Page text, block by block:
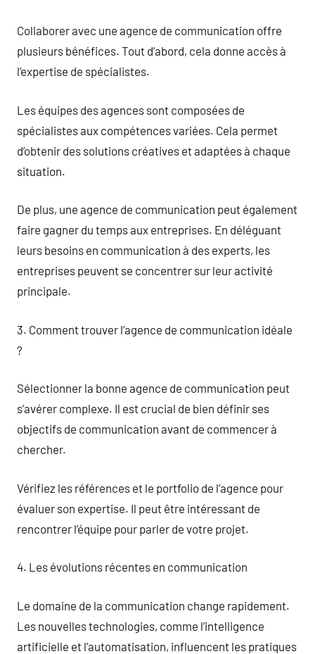
Collaborer avec une agence de communication offre
plusieurs bénéfices. Tout d’abord, cela donne accès à
l’expertise de spécialistes.
Les équipes des agences sont composées de
spécialistes aux compétences variées. Cela permet
d’obtenir des solutions créatives et adaptées à chaque
situation.
De plus, une agence de communication peut également
faire gagner du temps aux entreprises. En déléguant
leurs besoins en communication à des experts, les
entreprises peuvent se concentrer sur leur activité
principale.
3. Comment trouver l’agence de communication idéale
?
Sélectionner la bonne agence de communication peut
s’avérer complexe. Il est crucial de bien définir ses
objectifs de communication avant de commencer à
chercher.
Vérifiez les références et le portfolio de l’agence pour
évaluer son expertise. Il peut être intéressant de
rencontrer l’équipe pour parler de votre projet.
4. Les évolutions récentes en communication
Le domaine de la communication change rapidement.
Les nouvelles technologies, comme l’intelligence
artificielle et l’automatisation, influencent les pratiques